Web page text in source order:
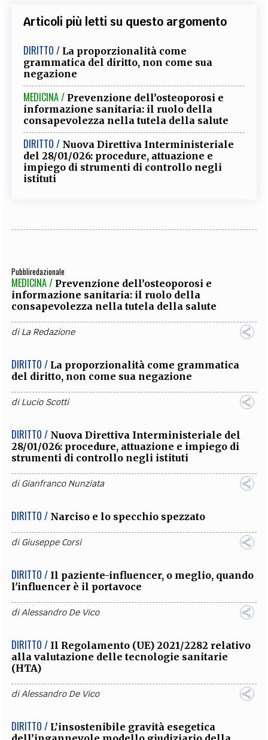
Articoli più letti su questo argomento
DIRITTO / La proporzionalità come
grammatica del diritto, non come sua
negazione
MEDICINA / Prevenzione dell’osteoporosi e
informazione sanitaria: il ruolo della
consapevolezza nella tutela della salute
DIRITTO / Nuova Direttiva Interministeriale
del 28/01/026: procedure, attuazione e
impiego di strumenti di controllo negli
istituti
Pubbliredazionale
MEDICINA / Prevenzione dell’osteoporosi e
informazione sanitaria: il ruolo della
consapevolezza nella tutela della salute
diLa Redazione
DIRITTO / La proporzionalità come grammatica
del diritto, non come sua negazione
diLucio Scotti
DIRITTO / Nuova Direttiva Interministeriale del
28/01/026: procedure, attuazione e impiego di
strumenti di controllo negli istituti
diGianfranco Nunziata
DIRITTO / Narciso e lo specchio spezzato
diGiuseppe Corsi
DIRITTO / Il paziente-influencer, o meglio, quando
l'influencer è il portavoce
diAlessandro De Vico
DIRITTO / Il Regolamento (UE) 2021/2282 relativo
alla valutazione delle tecnologie sanitarie
(HTA)
diAlessandro De Vico
DIRITTO / L’insostenibile gravità esegetica